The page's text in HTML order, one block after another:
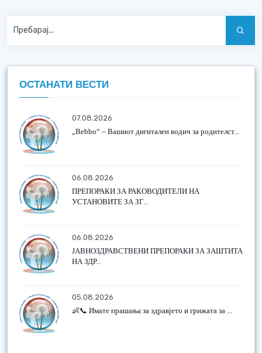
ОСТАНАТИ ВЕСТИ
07.08.2026
„Bebbo“ – Вашиот дигитален водич за родителст...
06.08.2026
ПРЕПОРАКИ ЗА РАКОВОДИТЕЛИ НА
УСТАНОВИТЕ ЗА ЗГ...
06.08.2026
ЈАВНОЗДРАВСТВЕНИ ПРЕПОРАКИ ЗА ЗАШТИТА
НА ЗДР...
05.08.2026
👶📞 Имате прашања за здравјето и грижата за ...